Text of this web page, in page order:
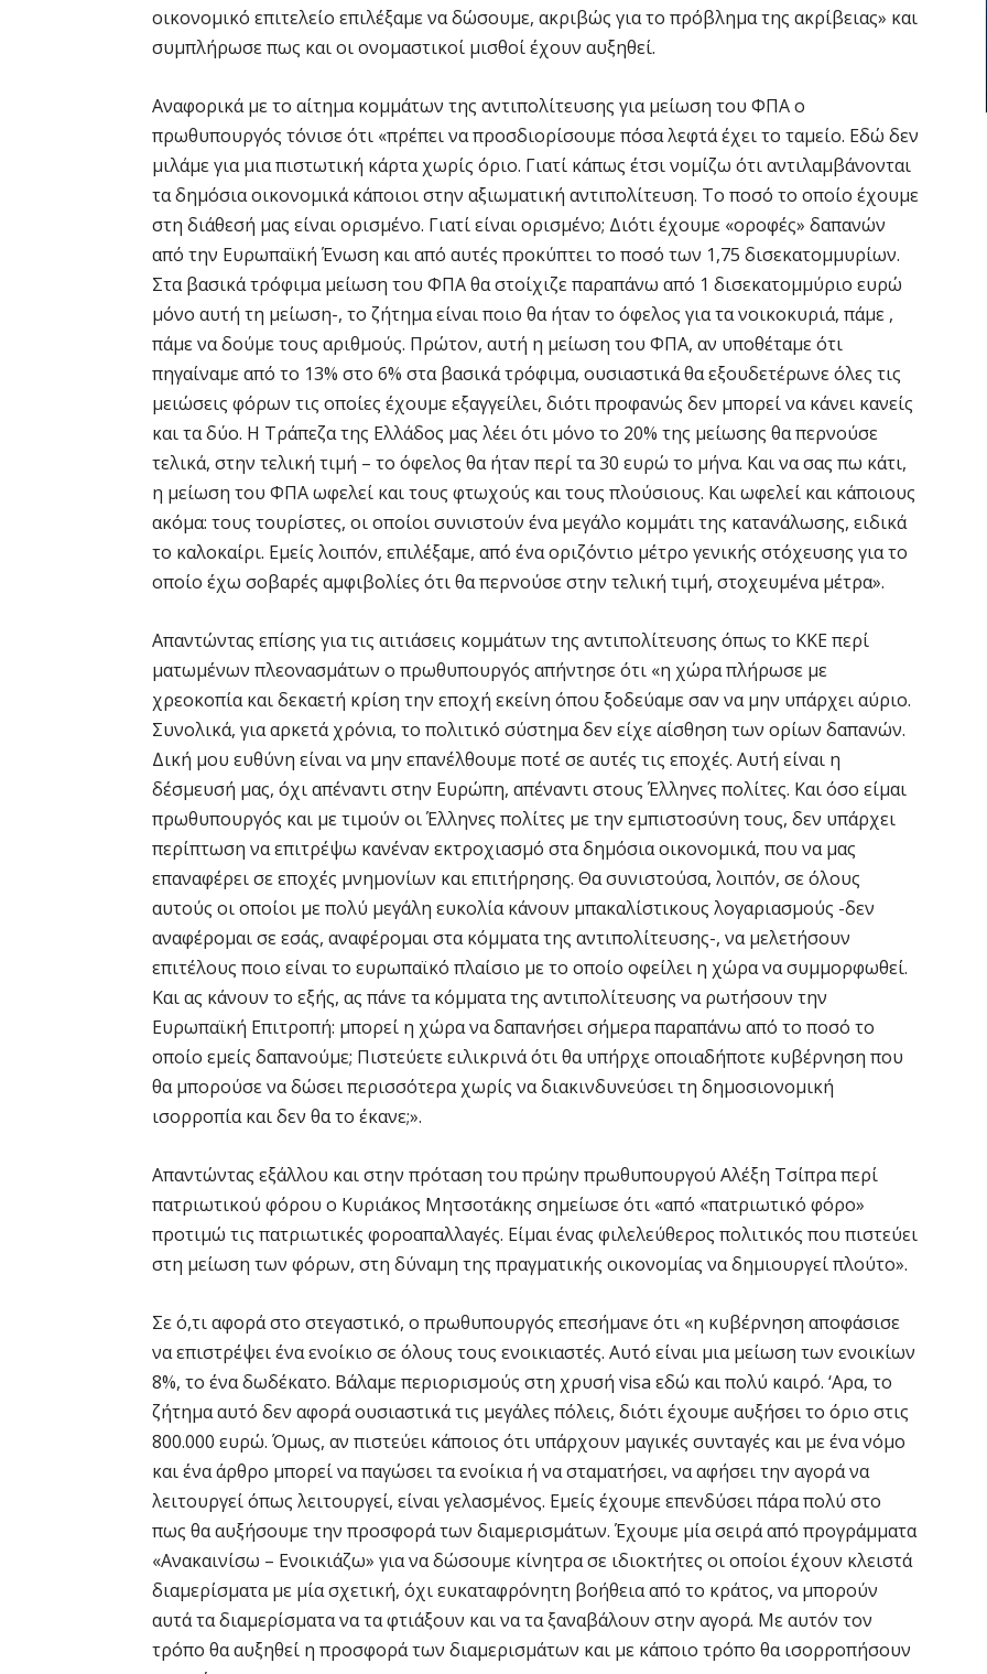
οικονομικό επιτελείο επιλέξαμε να δώσουμε, ακριβώς για το πρόβλημα της ακρίβειας» και
συμπλήρωσε πως και οι ονομαστικοί μισθοί έχουν αυξηθεί.
Αναφορικά με το αίτημα κομμάτων της αντιπολίτευσης για μείωση του ΦΠΑ ο
πρωθυπουργός τόνισε ότι «πρέπει να προσδιορίσουμε πόσα λεφτά έχει το ταμείο. Εδώ δεν
μιλάμε για μια πιστωτική κάρτα χωρίς όριο. Γιατί κάπως έτσι νομίζω ότι αντιλαμβάνονται
τα δημόσια οικονομικά κάποιοι στην αξιωματική αντιπολίτευση. Το ποσό το οποίο έχουμε
στη διάθεσή μας είναι ορισμένο. Γιατί είναι ορισμένο; Διότι έχουμε «οροφές» δαπανών
από την Ευρωπαϊκή Ένωση και από αυτές προκύπτει το ποσό των 1,75 δισεκατομμυρίων.
Στα βασικά τρόφιμα μείωση του ΦΠΑ θα στοίχιζε παραπάνω από 1 δισεκατομμύριο ευρώ
μόνο αυτή τη μείωση-, το ζήτημα είναι ποιο θα ήταν το όφελος για τα νοικοκυριά, πάμε ,
πάμε να δούμε τους αριθμούς. Πρώτον, αυτή η μείωση του ΦΠΑ, αν υποθέταμε ότι
πηγαίναμε από το 13% στο 6% στα βασικά τρόφιμα, ουσιαστικά θα εξουδετέρωνε όλες τις
μειώσεις φόρων τις οποίες έχουμε εξαγγείλει, διότι προφανώς δεν μπορεί να κάνει κανείς
και τα δύο. Η Τράπεζα της Ελλάδος μας λέει ότι μόνο το 20% της μείωσης θα περνούσε
τελικά, στην τελική τιμή – το όφελος θα ήταν περί τα 30 ευρώ το μήνα. Και να σας πω κάτι,
η μείωση του ΦΠΑ ωφελεί και τους φτωχούς και τους πλούσιους. Και ωφελεί και κάποιους
ακόμα: τους τουρίστες, οι οποίοι συνιστούν ένα μεγάλο κομμάτι της κατανάλωσης, ειδικά
το καλοκαίρι. Εμείς λοιπόν, επιλέξαμε, από ένα οριζόντιο μέτρο γενικής στόχευσης για το
οποίο έχω σοβαρές αμφιβολίες ότι θα περνούσε στην τελική τιμή, στοχευμένα μέτρα».
Απαντώντας επίσης για τις αιτιάσεις κομμάτων της αντιπολίτευσης όπως το ΚΚΕ περί
ματωμένων πλεονασμάτων ο πρωθυπουργός απήντησε ότι «η χώρα πλήρωσε με
χρεοκοπία και δεκαετή κρίση την εποχή εκείνη όπου ξοδεύαμε σαν να μην υπάρχει αύριο.
Συνολικά, για αρκετά χρόνια, το πολιτικό σύστημα δεν είχε αίσθηση των ορίων δαπανών.
Δική μου ευθύνη είναι να μην επανέλθουμε ποτέ σε αυτές τις εποχές. Αυτή είναι η
δέσμευσή μας, όχι απέναντι στην Ευρώπη, απέναντι στους Έλληνες πολίτες. Και όσο είμαι
πρωθυπουργός και με τιμούν οι Έλληνες πολίτες με την εμπιστοσύνη τους, δεν υπάρχει
περίπτωση να επιτρέψω κανέναν εκτροχιασμό στα δημόσια οικονομικά, που να μας
επαναφέρει σε εποχές μνημονίων και επιτήρησης. Θα συνιστούσα, λοιπόν, σε όλους
αυτούς οι οποίοι με πολύ μεγάλη ευκολία κάνουν μπακαλίστικους λογαριασμούς -δεν
αναφέρομαι σε εσάς, αναφέρομαι στα κόμματα της αντιπολίτευσης-, να μελετήσουν
επιτέλους ποιο είναι το ευρωπαϊκό πλαίσιο με το οποίο οφείλει η χώρα να συμμορφωθεί.
Και ας κάνουν το εξής, ας πάνε τα κόμματα της αντιπολίτευσης να ρωτήσουν την
Ευρωπαϊκή Επιτροπή: μπορεί η χώρα να δαπανήσει σήμερα παραπάνω από το ποσό το
οποίο εμείς δαπανούμε; Πιστεύετε ειλικρινά ότι θα υπήρχε οποιαδήποτε κυβέρνηση που
θα μπορούσε να δώσει περισσότερα χωρίς να διακινδυνεύσει τη δημοσιονομική
ισορροπία και δεν θα το έκανε;».
Απαντώντας εξάλλου και στην πρόταση του πρώην πρωθυπουργού Αλέξη Τσίπρα περί
πατριωτικού φόρου ο Κυριάκος Μητσοτάκης σημείωσε ότι «από «πατριωτικό φόρο»
προτιμώ τις πατριωτικές φοροαπαλλαγές. Είμαι ένας φιλελεύθερος πολιτικός που πιστεύει
στη μείωση των φόρων, στη δύναμη της πραγματικής οικονομίας να δημιουργεί πλούτο».
Σε ό,τι αφορά στο στεγαστικό, ο πρωθυπουργός επεσήμανε ότι «η κυβέρνηση αποφάσισε
να επιστρέψει ένα ενοίκιο σε όλους τους ενοικιαστές. Αυτό είναι μια μείωση των ενοικίων
8%, το ένα δωδέκατο. Βάλαμε περιορισμούς στη χρυσή visa εδώ και πολύ καιρό. ‘Αρα, το
ζήτημα αυτό δεν αφορά ουσιαστικά τις μεγάλες πόλεις, διότι έχουμε αυξήσει το όριο στις
800.000 ευρώ. Όμως, αν πιστεύει κάποιος ότι υπάρχουν μαγικές συνταγές και με ένα νόμο
και ένα άρθρο μπορεί να παγώσει τα ενοίκια ή να σταματήσει, να αφήσει την αγορά να
λειτουργεί όπως λειτουργεί, είναι γελασμένος. Εμείς έχουμε επενδύσει πάρα πολύ στο
πως θα αυξήσουμε την προσφορά των διαμερισμάτων. Έχουμε μία σειρά από προγράμματα
«Aνακαινίσω – Ενοικιάζω» για να δώσουμε κίνητρα σε ιδιοκτήτες οι οποίοι έχουν κλειστά
διαμερίσματα με μία σχετική, όχι ευκαταφρόνητη βοήθεια από το κράτος, να μπορούν
αυτά τα διαμερίσματα να τα φτιάξουν και να τα ξαναβάλουν στην αγορά. Με αυτόν τον
τρόπο θα αυξηθεί η προσφορά των διαμερισμάτων και με κάποιο τρόπο θα ισορροπήσουν